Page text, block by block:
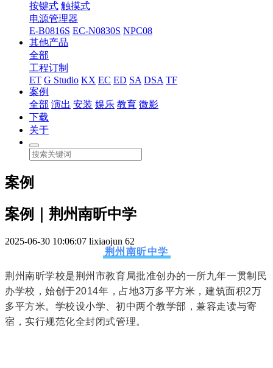
按键式 触摸式
电源管理器
E-B0816S EC-N0830S NPC08
其他产品
全部
工程订制
ET G Studio KX EC ED SA DSA TF
案例
全部 演出 安装 娱乐 教育 微影
下载
关于
案例
案例｜荆州南昕中学
2025-06-30 10:06:07 lixiaojun 62
荆州南昕中学
荆州南昕学校是荆州市教育局批准创办的一所九年一贯制民
办学校，始创于2014年，占地3万多平方米，建筑面积2万
多平方米。学校设小学、初中两个教学部，兼容走读与寄
宿，实行规范化全封闭式管理。